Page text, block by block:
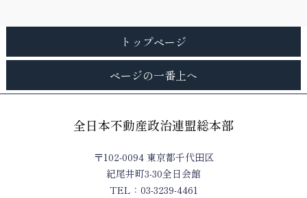
トップページ
ページの一番上へ
全日本不動産政治連盟総本部
〒102-0094 東京都千代田区
紀尾井町3-30全日会館
TEL：03-3239-4461